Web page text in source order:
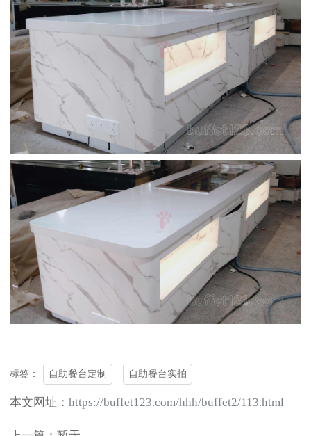
标签： 自助餐台定制 自助餐台实拍
本文网址： https://buffet123.com/hhh/buffet2/113.html